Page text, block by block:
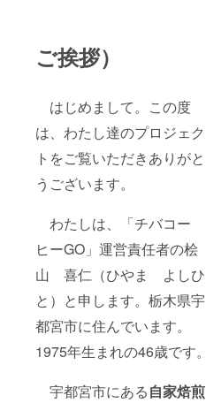
ご挨拶）
はじめまして。この度
は、わたし達のプロジェク
トをご覧いただきありがと
うございます。
わたしは、「チバコー
ヒーGO」運営責任者の桧
山 喜仁（ひやま よしひ
と）と申します。栃木県宇
都宮市に住んでいます。
1975年生まれの46歳です。
宇都宮市にある自家焙煎